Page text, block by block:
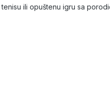
ili opuštenu igru sa